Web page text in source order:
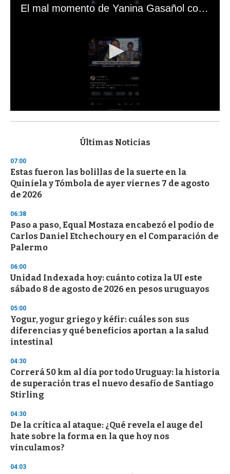
El mal momento de Yanina Gasañol con un hincha argentino en "Subrayado"
s
d
s
o
f
3
s
e
c
o
n
Últimas Noticias
07:00
Estas fueron las bolillas de la suerte en la
Quiniela y Tómbola de ayer viernes 7 de agosto
de 2026
06:38
Paso a paso, Equal Mostaza encabezó el podio de
Carlos Daniel Etchechoury en el Comparación de
Palermo
06:00
Unidad Indexada hoy: cuánto cotiza la UI este
sábado 8 de agosto de 2026 en pesos uruguayos
05:00
Yogur, yogur griego y kéfir: cuáles son sus
diferencias y qué beneficios aportan a la salud
intestinal
04:30
Correrá 50 km al día por todo Uruguay: la historia
de superación tras el nuevo desafío de Santiago
Stirling
04:30
De la crítica al ataque: ¿Qué revela el auge del
hate sobre la forma en la que hoy nos
vinculamos?
04:03